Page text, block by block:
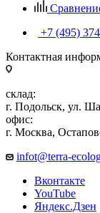
+7 (495)
Контактная
склад:
г. Подольск, ул.
офис:
г. Москва,
infot@terra-
Вконтакте
YouTube
Яндекс.Дзен